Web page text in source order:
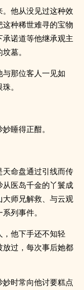
他从没见过这种效
种稀世难寻的宝物
诺道等他继承观主
墓。
那位客人一见如
。
睡得正酣。
命盘通过引线而传
医岛千金的丫鬟成
师兄解救、与云观
列事件。
他下手还不知轻
过，每次事后她都
时常向他讨要糕点